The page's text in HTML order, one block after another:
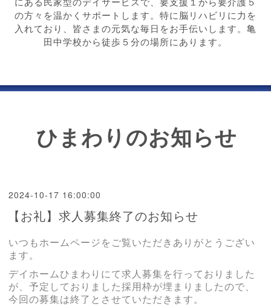
の方々を温かくサポートします。特に脳リハビリに力を
入れており、皆さまの元気な毎日をお手伝いします。亀
田中学校から徒歩５分の場所にあります。
ひまわりのお知らせ
2024-10-17 16:00:00
【お礼】求人募集終了のお知らせ
いつもホームページをご覧いただきありがとうござい
ます。
デイホームひまわりにて求人募集を行っておりました
が、予定しておりました採用枠が埋まりましたので、
今回の募集は終了とさせていただきます。